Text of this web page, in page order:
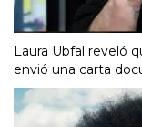
Laura Ubfal reveló
envió una carta